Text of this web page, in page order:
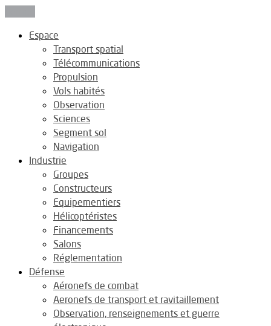
Espace
Transport spatial
Télécommunications
Propulsion
Vols habités
Observation
Sciences
Segment sol
Navigation
Industrie
Groupes
Constructeurs
Equipementiers
Hélicoptéristes
Financements
Salons
Réglementation
Défense
Aéronefs de combat
Aeronefs de transport et ravitaillement
Observation, renseignements et guerre